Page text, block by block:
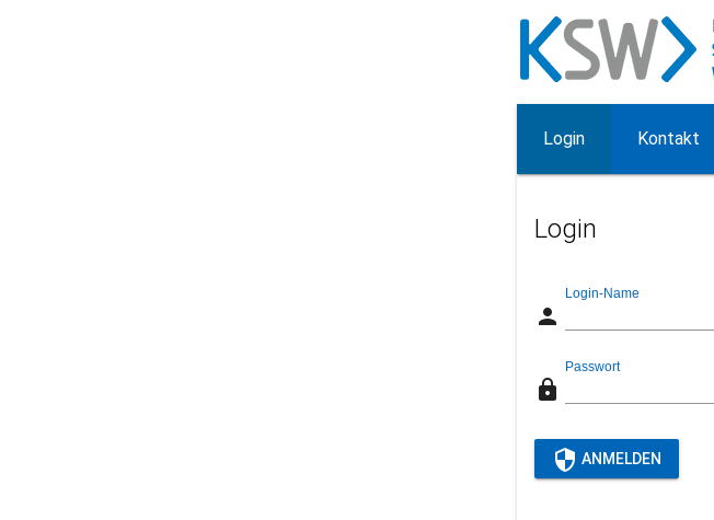
Login Kontakt
Login
person
Login-Name
lock
Passwort
security ANMELDEN